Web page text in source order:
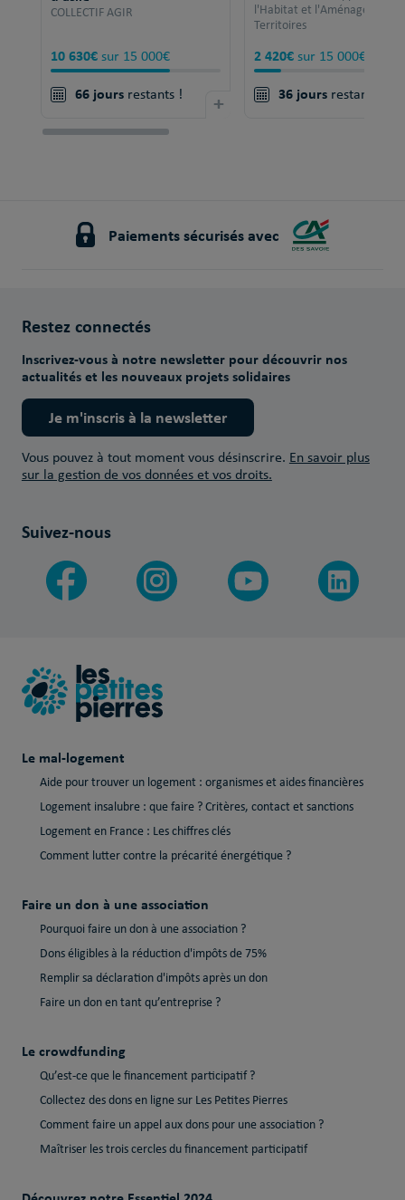
COLLECTIF AGIR
10 630€ sur 15 000€
66 jours restants ! +
l'Habitat et l'Aménagement
Territoires
2 420€ sur 15 000€
36 jours restants !
Paiements sécurisés avec
Restez connectés
Inscrivez-vous à notre newsletter pour découvrir nos
actualités et les nouveaux projets solidaires
Je m'inscris à la newsletter
Vous pouvez à tout moment vous désinscrire. En savoir plus
sur la gestion de vos données et vos droits.
Suivez-nous
Le mal-logement
Aide pour trouver un logement : organismes et aides financières
Logement insalubre : que faire ? Critères, contact et sanctions
Logement en France : Les chiffres clés
Comment lutter contre la précarité énergétique ?
Faire un don à une association
Pourquoi faire un don à une association ?
Dons éligibles à la réduction d'impôts de 75%
Remplir sa déclaration d'impôts après un don
Faire un don en tant qu’entreprise ?
Le crowdfunding
Qu’est-ce que le financement participatif ?
Collectez des dons en ligne sur Les Petites Pierres
Comment faire un appel aux dons pour une association ?
Maîtriser les trois cercles du financement participatif